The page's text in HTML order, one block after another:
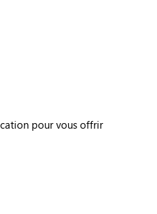
pour vous offrir